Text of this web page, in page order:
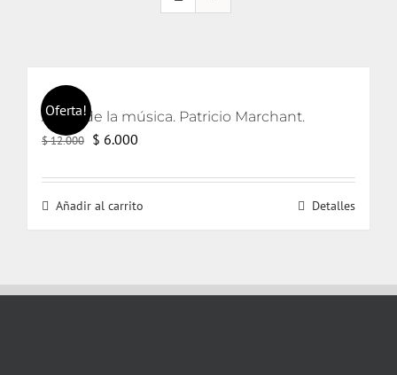
Oferta!
Amor de la música. Patricio Marchant.
$12.000 El
original
era:
$ 6.000
actual
es:
Añadir al carrito Detalles